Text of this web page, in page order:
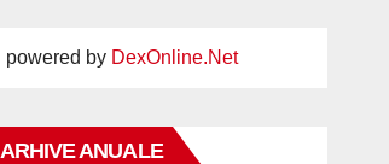
powered by DexOnline.Net
ARHIVE ANUALE